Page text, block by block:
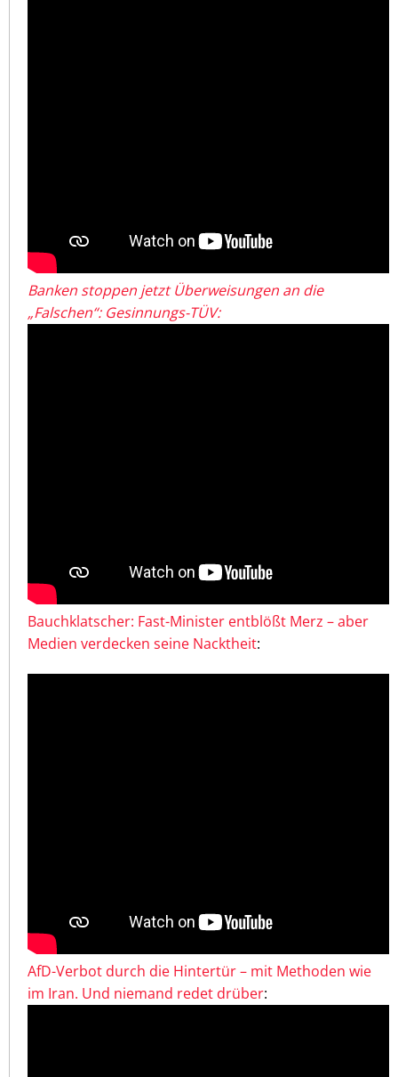
Banken stoppen jetzt Überweisungen an die
„Falschen“: Gesinnungs-TÜV:
Bauchklatscher: Fast-Minister entblößt Merz – aber
Medien verdecken seine Nacktheit:
AfD-Verbot durch die Hintertür – mit Methoden wie
im Iran. Und niemand redet drüber: